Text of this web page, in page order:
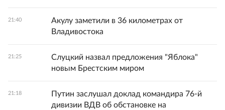
21:40
Акулу заметили в 36 километрах от
Владивостока
21:25
Слуцкий назвал предложения "Яблока"
новым Брестским миром
21:18
Путин заслушал доклад командира 76-й
дивизии ВДВ об обстановке на